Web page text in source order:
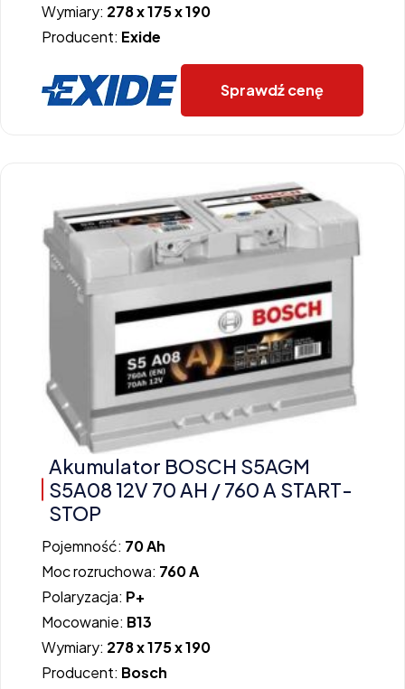
Wymiary: 278 x 175 x 190
Producent: Exide
Sprawdź cenę
Akumulator BOSCH S5AGM
S5A08 12V 70 AH / 760 A START-
STOP
Pojemność: 70 Ah
Moc rozruchowa: 760 A
Polaryzacja: P+
Mocowanie: B13
Wymiary: 278 x 175 x 190
Producent: Bosch